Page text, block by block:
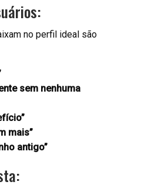
no perfil ideal são
sem nenhuma
mais”
antigo”